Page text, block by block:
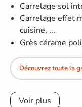
Carrelage sol
Carrelage effet
cuisine, ...
Grès cérame
Découvrez toute la
Voir plus